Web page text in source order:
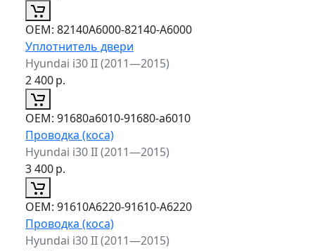
ОЕМ: 82140A6000-82140-A6000
Уплотнитель двери
Hyundai i30 II (2011—2015)
2 400р.
ОЕМ: 91680a6010-91680-a6010
Проводка (коса)
Hyundai i30 II (2011—2015)
3 400р.
ОЕМ: 91610A6220-91610-A6220
Проводка (коса)
Hyundai i30 II (2011—2015)